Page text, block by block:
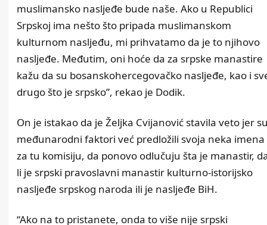
muslimansko nasljeđe bude naše. Ako u Republici
Srpskoj ima nešto što pripada muslimanskom
kulturnom nasljeđu, mi prihvatamo da je to njihovo
nasljeđe. Međutim, oni hoće da za srpske manastire
kažu da su bosanskohercegovačko nasljeđe, kao i
drugo što je srpsko”, rekao je Dodik.
On je istakao da je Željka Cvijanović stavila veto jer
međunarodni faktori već predložili svoja neka imena
za tu komisiju, da ponovo odlučuju šta je manastir,
li je srpski pravoslavni manastir kulturno-istorijsko
nasljeđe srpskog naroda ili je nasljeđe BiH.
“Ako na to pristanete, onda to više nije srpski